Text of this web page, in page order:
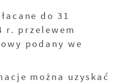
do 31
r. przelewem
podany we
można uzyskać